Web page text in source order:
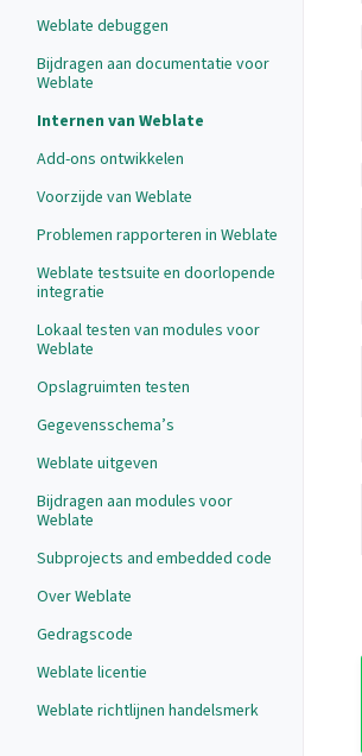
Weblate debuggen
Bijdragen aan documentatie voor
Weblate
Internen van Weblate
Add-ons ontwikkelen
Voorzijde van Weblate
Problemen rapporteren in Weblate
Weblate testsuite en doorlopende
integratie
Lokaal testen van modules voor
Weblate
Opslagruimten testen
Gegevensschema’s
Weblate uitgeven
Bijdragen aan modules voor
Weblate
Subprojects and embedded code
Over Weblate
Gedragscode
Weblate licentie
Weblate richtlijnen handelsmerk